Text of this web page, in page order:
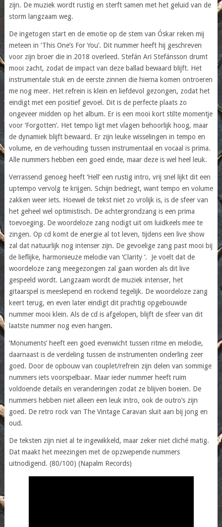
zijn. De muziek wordt rustig en sterft samen met het geluid van de
storm langzaam weg.
De ingetogen start en de emotie op de stem van Óskar reken mij
meteen in ‘This One’s For You’. Dit nummer heeft hij geschreven
voor zijn broer die in 2018 overleed. Stefán Ari Stefánsson drumt
mooi zacht, zodat de impact van deze ballad bewaard blijft. Het
instrumentale stuk en de eerste zinnen die hierna komen ontroeren
me nog meer. Het refrein is klein en liefdevol gezongen, zodat het
eindigt met een positief gevoel. Dit is de perfecte plaats zo
ongeveer midden op het album. Er is een mooi kort stilte momentje
voor ‘Forgotten’. Het tempo ligt met vlagen behoorlijk hoog, maar
de dynamiek blijft bewaard. Er zijn leuke wisselingen in tempo en
volume, en de verhouding tussen instrumentaal en vocaal is prima.
Alle nummers hebben een goed einde, maar deze is wel heel leuk.
Verrassend genoeg heeft ‘Hell’ een rustig intro, vrij snel lijkt dit een
uptempo vervolg te krijgen. Schijn bedriegt, want tempo en volume
zakken weer iets. Hoewel de tekst niet zo vrolijk is, is de sfeer van
het geheel wel optimistisch. De achtergrondzang is een prima
toevoeging. De woordeloze zang nodigt uit om luidkeels mee te
zingen. Op cd komt de energie al tot leven, tijdens een live show
zal dat natuurlijk nog intenser zijn. De gevoelige zang past mooi bij
de lieflijke, harmonieuze melodie van ‘Clarity ‘. Je voelt dat de
woordeloze zang meegezongen zal gaan worden als dit live
gespeeld wordt. Langzaam wordt de muziek intenser, het
gitaarspel is meeslepend en rockend tegelijk. De woordeloze zang
keert terug, en even later eindigt dit prachtig opgebouwde
nummer mooi klein. Als de cd is afgelopen, blijft de sfeer van dit
laatste nummer nog even hangen.
‘Monuments’ heeft een goed evenwicht tussen ritme en melodie,
daarnaast is de verdeling tussen de instrumenten onderling zeer
goed. Door de opbouw van couplet/refrein zijn delen van sommige
nummers iets voorspelbaar. Maar ieder nummer heeft ruim
voldoende details en veranderingen zodat ze blijven boeien. De
nummers hebben niet alleen een leuk intro, ook de outro’s zijn
goed. De retro rock van The Vintage Caravan sluit aan bij jong en
oud.
De teksten zijn niet al te ingewikkeld, maar zeker niet cliché matig.
Dat maakt het meezingen met de opzwepende nummers
uitnodigend. (80/100) (Napalm Records)